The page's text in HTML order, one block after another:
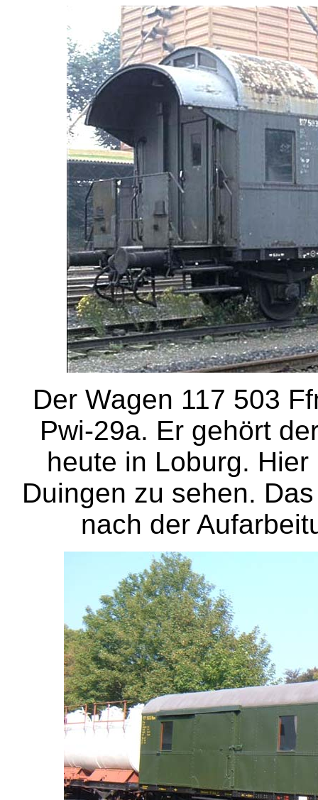
Der Wagen 117 503
Pwi-29a. Er gehört
heute in Loburg.
Duingen zu sehen.
nach der